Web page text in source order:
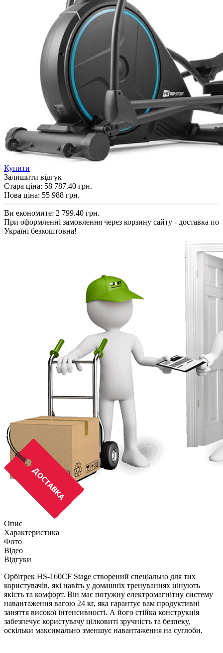
Купити
Залишити відгук
Стара ціна: 58 787.40 грн.
Нова ціна: 55 988 грн.
Ви економите: 2 799.40 грн.
При оформленні замовлення через корзину сайту - доставка по
Україні безкоштовна!
Опис
Характеристика
Фото
Відео
Відгуки
Орбітрек HS-160CF Stage створений спеціально для тих
користувачів, які навіть у домашніх тренуваннях цінують
якість та комфорт. Він має потужну електромагнітну систему
навантаження вагою 24 кг, яка гарантує вам продуктивні
заняття високої інтенсивності. А його стійка конструкція
забезпечує користувачу цілковиті зручність та безпеку,
оскільки максимально зменшує навантаження на суглоби.